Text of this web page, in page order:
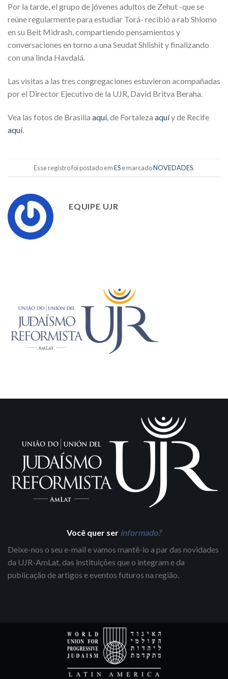
Por la tarde, el grupo de jóvenes adultos de Zehut -que se
reúne regularmente para estudiar Torá- recibió a rab Shlomo
en su Beit Midrash, compartiendo pensamientos y
conversaciones en torno a una Seudat Shlishit y finalizando
con una linda Havdalá.
Las visitas a las tres congregaciones estuvieron acompañadas
por el Director Ejecutivo de la UJR, David Britva Beraha.
Vea las fotos de Brasilia aquí, de Fortaleza aquíy de Recife
aquí.
Esse registro foi postado emESe marcadoNOVEDADES.
EQUIPE UJR
Você quer ser informado?
Deixe-nos o seu e-mail e vamos mantê-lo a par das novidades
da UJR-AmLat, das instituições que o integram e da
publicação de artigos e eventos futuros na região.